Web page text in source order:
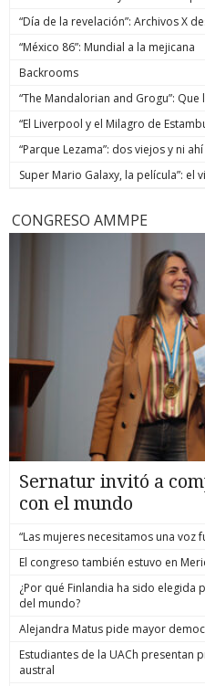
“Día de la revelación”: Archivos X
“México 86”: Mundial a la mejicana
Backrooms
“The Mandalorian and Grogu”:
“El Liverpool y el Milagro de
“Parque Lezama”: dos viejos y ni
Super Mario Galaxy, la película”: el
CONGRESO AMMPE
Sernatur invitó a
con el mundo
“Las mujeres necesitamos una voz
El congreso también estuvo en
¿Por qué Finlandia ha sido elegida
del mundo?
Alejandra Matus pide mayor
Estudiantes de la UACh presentan
austral